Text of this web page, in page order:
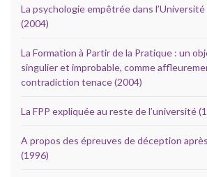
La psychologie empêtrée dans
(2004)
La Formation à Partir de la Pratique : un
singulier et improbable, comme
contradiction tenace (2004)
La FPP expliquée au reste de l’université
A propos des épreuves de déception
(1996)